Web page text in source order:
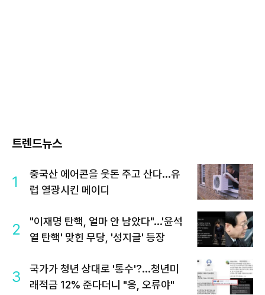
트렌드뉴스
1
중국산 에어콘을 웃돈 주고 산다...유
럽 열광시킨 메이디
2
"이재명 탄핵, 얼마 안 남았다"...'윤석
열 탄핵' 맞힌 무당, '성지글' 등장
3
국가가 청년 상대로 '통수'?...청년미
래적금 12% 준다더니 "응, 오류야"